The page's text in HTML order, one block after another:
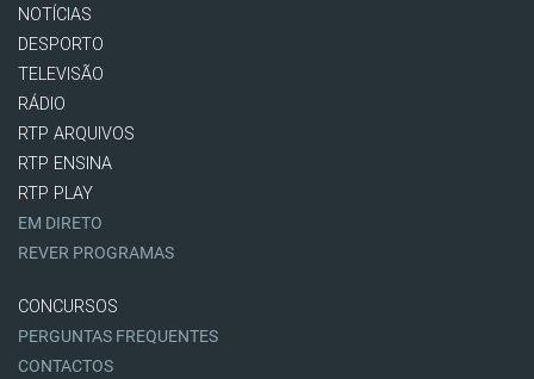
NOTÍCIAS
DESPORTO
TELEVISÃO
RÁDIO
RTP ARQUIVOS
RTP ENSINA
RTP PLAY
EM DIRETO
REVER PROGRAMAS
CONCURSOS
PERGUNTAS FREQUENTES
CONTACTOS